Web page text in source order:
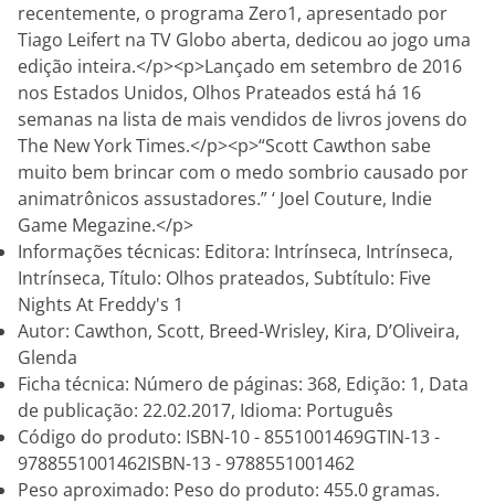
recentemente, o programa Zero1, apresentado por
Tiago Leifert na TV Globo aberta, dedicou ao jogo uma
edição inteira.</p><p>Lançado em setembro de 2016
nos Estados Unidos, Olhos Prateados está há 16
semanas na lista de mais vendidos de livros jovens do
The New York Times.</p><p>“Scott Cawthon sabe
muito bem brincar com o medo sombrio causado por
animatrônicos assustadores.” ‘ Joel Couture, Indie
Game Megazine.</p>
Informações técnicas: Editora: Intrínseca, Intrínseca,
Intrínseca, Título: Olhos prateados, Subtítulo: Five
Nights At Freddy's 1
Autor: Cawthon, Scott, Breed-Wrisley, Kira, D’Oliveira,
Glenda
Ficha técnica: Número de páginas: 368, Edição: 1, Data
de publicação: 22.02.2017, Idioma: Português
Código do produto: ISBN-10 - 8551001469GTIN-13 -
9788551001462ISBN-13 - 9788551001462
Peso aproximado: Peso do produto: 455.0 gramas.